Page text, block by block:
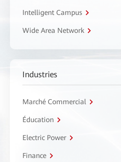
Intelligent Campus
Wide Area Network
Industries
Marché Commercial
Éducation
Electric Power
Finance